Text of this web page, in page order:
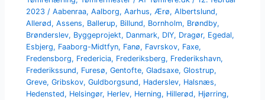
2023 /Aabenraa,Aalborg,Aarhus, Ærø,Albertslund,
Allerød,Assens, Ballerup, Billund, Bornholm, Brøndby,
Brønderslev, Byggeprojekt, Danmark, DIY, Dragør, Egedal,
Esbjerg, Faaborg-Midtfyn, Fanø, Favrskov, Faxe,
Fredensborg, Fredericia, Frederiksberg, Frederikshavn,
Frederikssund, Furesø,Gentofte,Gladsaxe,Glostrup,
Greve,Gribskov,Guldborgsund, Haderslev, Halsnæs,
Hedensted, Helsingør, Herlev, Herning, Hillerød, Hjørring,